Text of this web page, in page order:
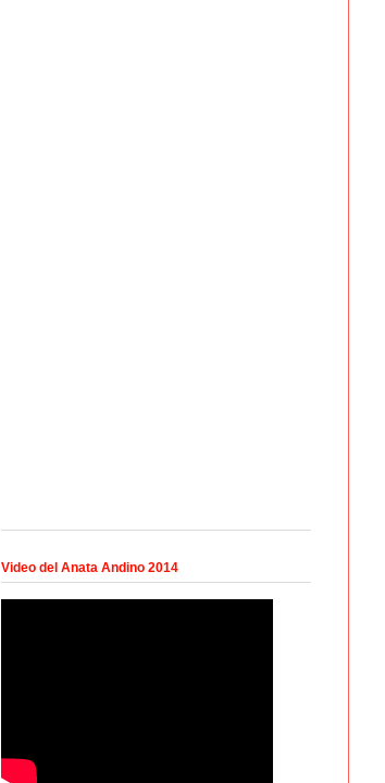
Video del Anata Andino 2014